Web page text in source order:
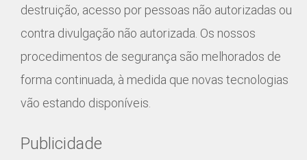
destruição, acesso por pessoas não autorizadas ou
contra divulgação não autorizada. Os nossos
procedimentos de segurança são melhorados de
forma continuada, à medida que novas tecnologias
vão estando disponíveis.
Publicidade